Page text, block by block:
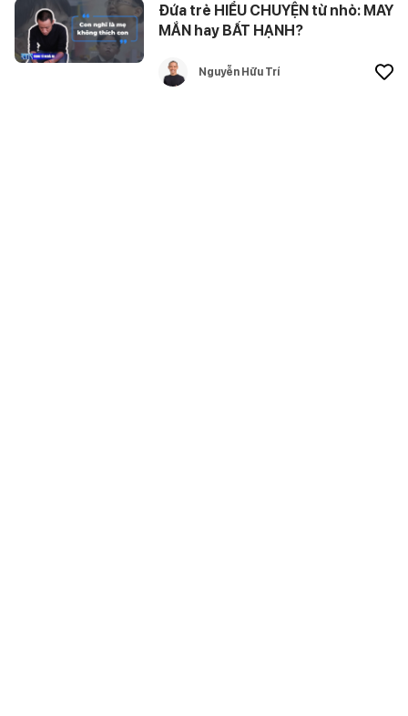
Đứa trẻ HIỂU CHUYỆN từ nhỏ: MAY
MẮN hay BẤT HẠNH?
Nguyễn Hữu Trí